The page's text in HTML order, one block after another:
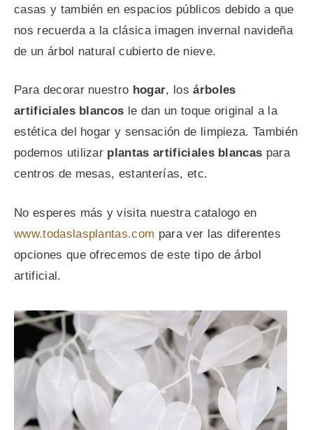
casas y también en espacios públicos debido a que
nos recuerda a la clásica imagen invernal navideña
de un árbol natural cubierto de nieve.
Para decorar nuestro hogar, losárboles
artificiales blancos le dan un toque original a la
estética del hogar y sensación de limpieza. También
podemos utilizar plantas artificiales blancas para
centros de mesas, estanterías, etc.
No esperes más y visita nuestra catalogo en
www.todaslasplantas.com para ver las diferentes
opciones que ofrecemos de este tipo de árbol
artificial.